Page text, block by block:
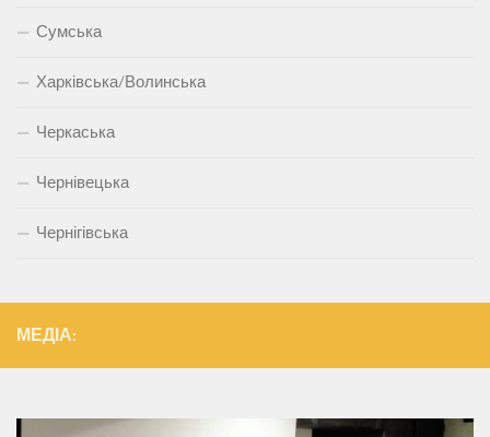
Сумська
Харківська/Волинська
Черкаська
Чернівецька
Чернігівська
МЕДІА: